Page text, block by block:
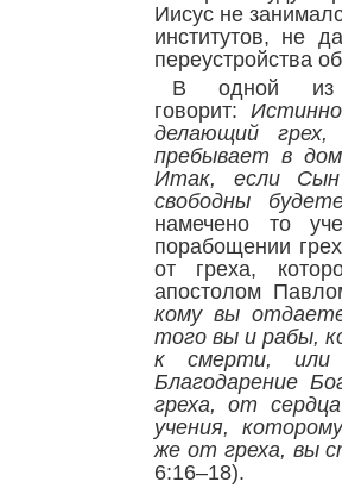
Иисус не
институтов, не
переустройства
В одной из
говорит:
делающий
пребывает в
Итак, если
свободны
намечено то
порабощении
от греха,
апостолом
кому вы
того вы и рабы,
к смерти, или
Благодарение
греха, от
учения,
же от греха, вы
6:16–18).